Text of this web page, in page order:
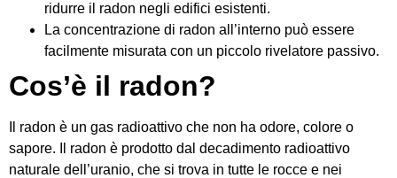
ridurre il radon negli edifici esistenti.
La concentrazione di radon all’interno può essere
facilmente misurata con un piccolo rivelatore passivo.
Cos’è il radon?
Il radon è un gas radioattivo che non ha odore, colore o
sapore. Il radon è prodotto dal decadimento radioattivo
naturale dell’uranio, che si trova in tutte le rocce e nei